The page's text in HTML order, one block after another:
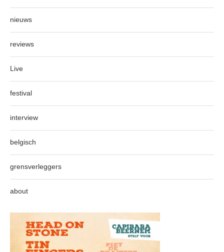
nieuws
reviews
Live
festival
interview
belgisch
grensverleggers
about